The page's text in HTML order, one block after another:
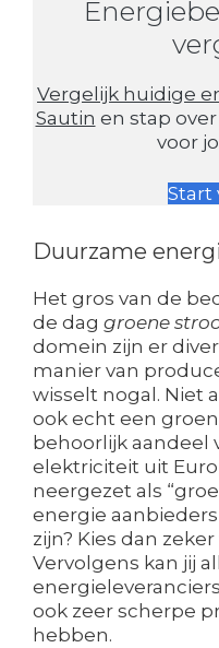
Vergelijk huidige
Sautin en stap
voor
Start
Duurzame
Het gros van de
de dag groene
domein zijn er
manier van
wisselt nogal. Niet
ook echt een
behoorlijk aandeel
elektriciteit uit
neergezet als
energie
zijn? Kies dan
Vervolgens kan jij
ook zeer scherpe
hebben.